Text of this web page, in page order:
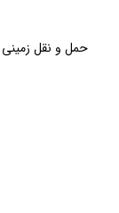
حمل و نقل